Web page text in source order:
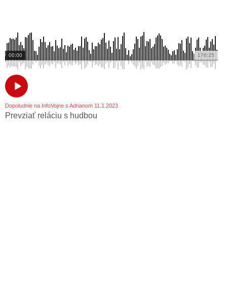
176:25
00:00
Dopoludnie na InfoVojne s Adrianom 11.1.2023
Prevziať reláciu s hudbou